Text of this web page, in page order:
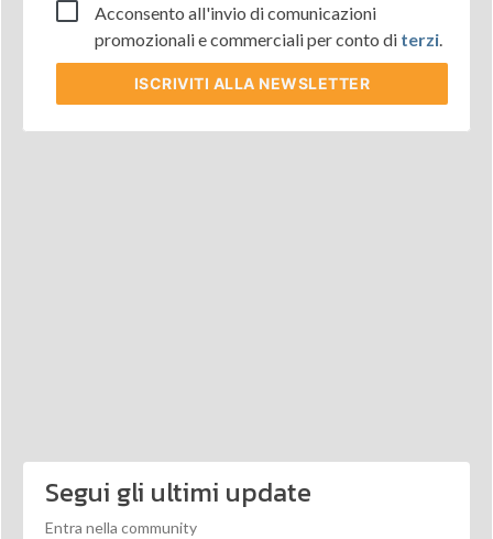
Acconsento all'invio di comunicazioni
promozionali e commerciali per conto di terzi.
ISCRIVITI ALLA NEWSLETTER
Segui gli ultimi update
Entra nella community